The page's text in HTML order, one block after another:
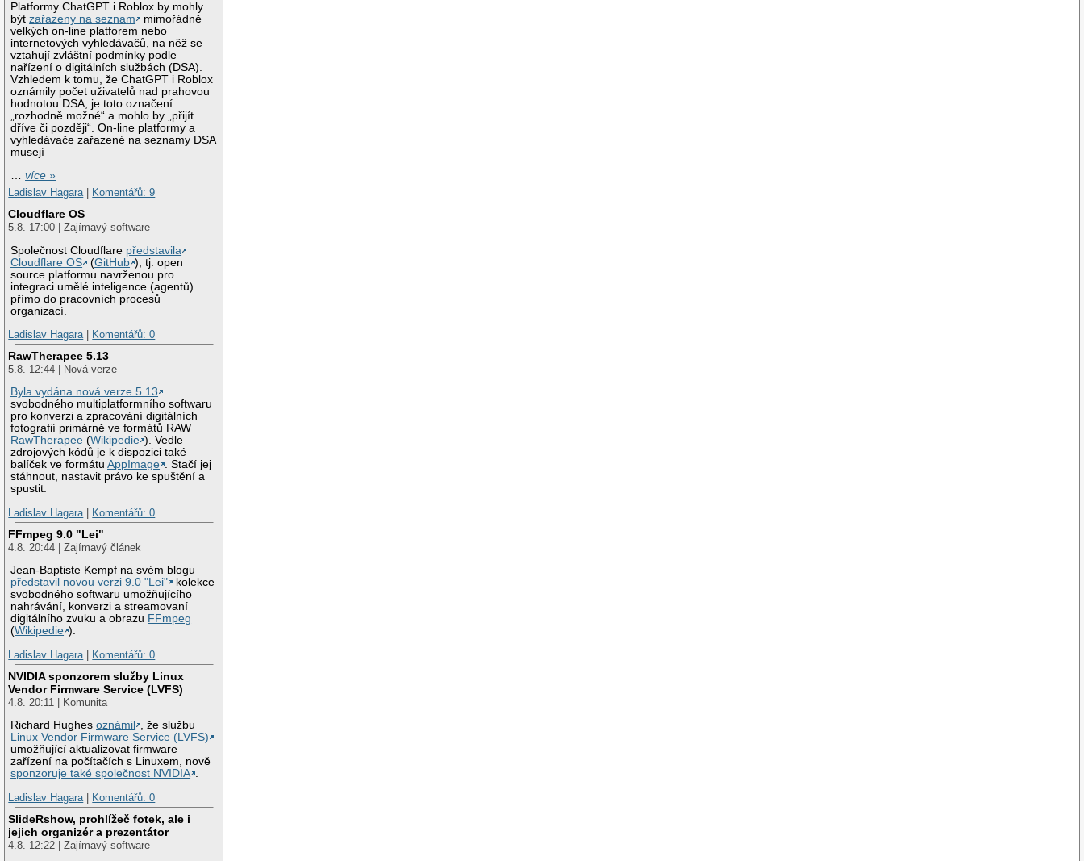
Platformy ChatGPT i Roblox by mohly
býtzařazeny na seznam
mimořádně
velkých on-line platforem nebo
internetových vyhledávačů, na něž se
vztahují zvláštní podmínky podle
nařízení o digitálních službách (DSA).
Vzhledem k tomu, že ChatGPT i Roblox
oznámily počet uživatelů nad prahovou
hodnotou DSA, je toto označení
„rozhodně možné“ a mohlo by „přijít
dříve či později“. On-line platformy a
vyhledávače zařazené na seznamy DSA
musejí
…více »
Ladislav Hagara| Komentářů: 9
Cloudflare OS
5.8. 17:00 | Zajímavý software
Společnost Cloudflare představila
Cloudflare OS
(GitHub ), tj. open
source platformu navrženou pro
integraci umělé inteligence (agentů)
přímo do pracovních procesů
organizací.
Ladislav Hagara| Komentářů: 0
RawTherapee 5.13
5.8. 12:44 | Nová verze
Byla vydána nová verze 5.13
svobodného multiplatformního softwaru
pro konverzi a zpracování digitálních
fotografií primárně ve formátů RAW
RawTherapee (Wikipedie ). Vedle
zdrojových kódů je k dispozici také
balíček ve formátuAppImage . Stačí jej
stáhnout, nastavit právo ke spuštění a
spustit.
Ladislav Hagara| Komentářů: 0
FFmpeg 9.0 "Lei"
4.8. 20:44 | Zajímavý článek
Jean-Baptiste Kempf na svém blogu
představil novou verzi 9.0 "Lei"
kolekce
svobodného softwaru umožňujícího
nahrávání, konverzi a streamovaní
digitálního zvuku a obrazu FFmpeg
(Wikipedie ).
Ladislav Hagara| Komentářů: 0
NVIDIA sponzorem služby Linux
Vendor Firmware Service (LVFS)
4.8. 20:11 | Komunita
Richard Hughesoznámil
, že službu
Linux Vendor Firmware Service (LVFS)
umožňující aktualizovat firmware
zařízení na počítačích s Linuxem, nově
sponzoruje také společnost NVIDIA .
Ladislav Hagara| Komentářů: 0
SlideRshow, prohlížeč fotek, ale i
jejich organizér a prezentátor
4.8. 12:22 | Zajímavý software